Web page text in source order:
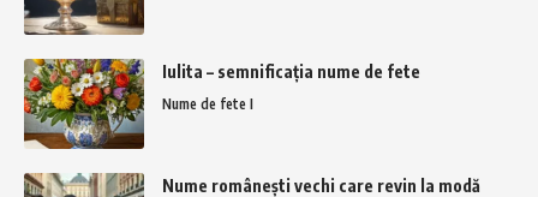
Iulita – semnificația nume de fete
Nume de fete I
Nume românești vechi care revin la modă